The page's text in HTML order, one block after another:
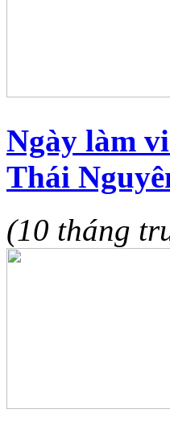
Ngày làm
Thái
(10 tháng